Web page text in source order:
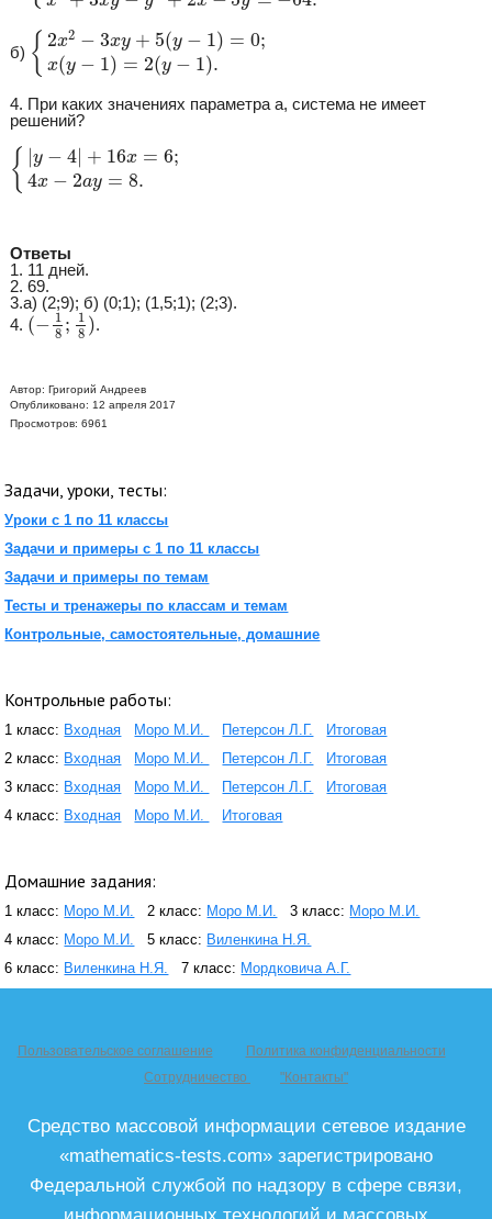
б) { 2x2 − 3xy + 5(y − 1) = 0;
x(y − 1) = 2(y − 1).
{2 x − y y −1 ;x( 1)
4. При каких значениях параметра a, система не имеет
решений?
{ y − 4| + 16x = 6;
4x − 2ay = 8.
{|y +16x = 6 −2
Ответы
1. 11 дней.
2. 69.
3.а) (2;9); б) (0;1); (1,5;1); (2;3).
4. (− 1
8 ;
1
8 )
(−18;18)
.
Автор: Григорий Андреев
Опубликовано: 12 апреля 2017
Просмотров: 6961
Задачи, уроки, тесты:
Уроки с 1 по 11 классы
Задачи и примеры с 1 по 11 классы
Задачи и примеры по темам
Тесты и тренажеры по классам и темам
Контрольные, самостоятельные, домашние
Контрольные работы:
1 класс: Входная Моро М.И. Петерсон Л.Г.
Итоговая
2 класс: Входная Моро М.И. Петерсон Л.Г.
Итоговая
3 класс: Входная Моро М.И. Петерсон Л.Г.
Итоговая
4 класс: Входная Моро М.И. Итоговая
Домашние задания:
1 класс: Моро М.И. 2 класс: Моро М.И. 3 класс: Моро М.И.
4 класс: Моро М.И. 5 класс: Виленкина Н.Я.
6 класс: Виленкина Н.Я. 7 класс: Мордковича А.Г.
Пользовательское соглашение
Политика конфиденциальности
Сотрудничество
"Контакты"
Средство массовой информации сетевое издание
«mathematics-tests.com» зарегистрировано
Федеральной службой по надзору в сфере связи,
информационных технологий и массовых